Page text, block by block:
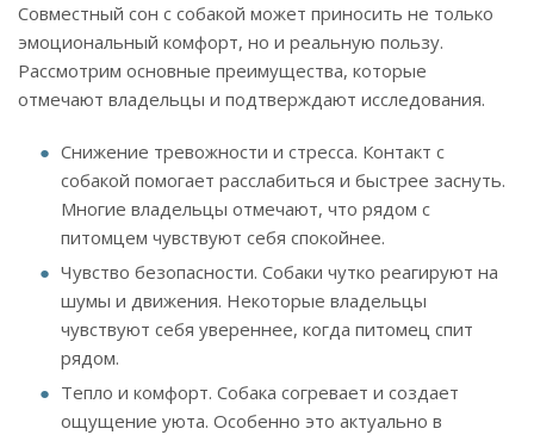
Совместный сон с собакой может приносить не только
эмоциональный комфорт, но и реальную пользу.
Рассмотрим основные преимущества, которые
отмечают владельцы и подтверждают исследования.
Снижение тревожности и стресса. Контакт с
собакой помогает расслабиться и быстрее заснуть.
Многие владельцы отмечают, что рядом с
питомцем чувствуют себя спокойнее.
Чувство безопасности. Собаки чутко реагируют на
шумы и движения. Некоторые владельцы
чувствуют себя увереннее, когда питомец спит
рядом.
Тепло и комфорт. Собака согревает и создает
ощущение уюта. Особенно это актуально в